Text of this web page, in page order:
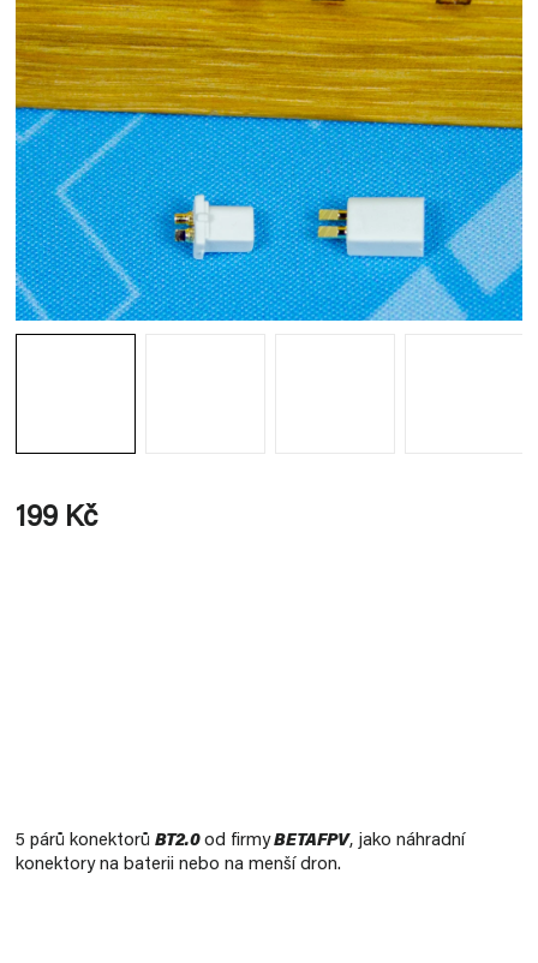
199 Kč
5 párů konektorů BT2.0 od firmyBETAFPV, jako náhradní
konektory na baterii nebo na menší dron.